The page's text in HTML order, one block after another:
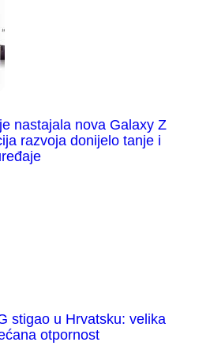
nastajala nova Galaxy Z
razvoja donijelo tanje i
stigao u Hrvatsku: velika
otpornost